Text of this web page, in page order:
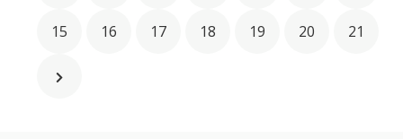
15 16 17 18 19 20 21